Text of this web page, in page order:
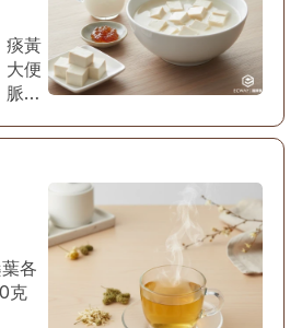
痰黃
大便
滑
各
克